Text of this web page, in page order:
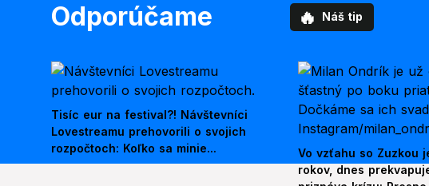
Odporúčame 🔥 Náš tip
Tisíc eur na festival?! Návštevníci
Lovestreamu prehovorili o svojich
rozpočtoch: Koľko sa minie...
Vo vzťahu so Zuzkou
rokov, dnes